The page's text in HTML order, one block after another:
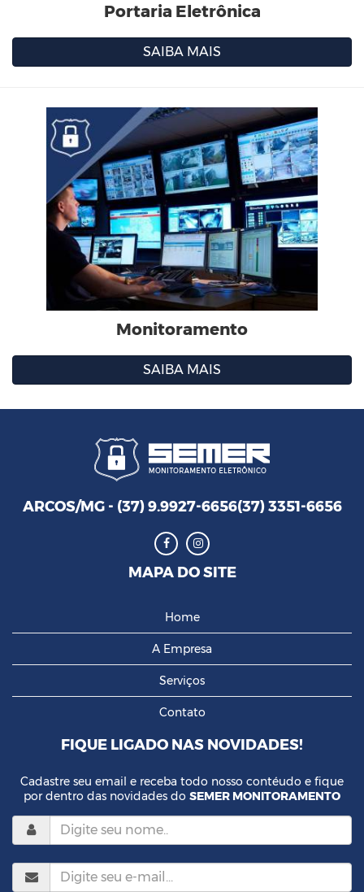
Portaria Eletrônica
SAIBA MAIS
Monitoramento
SAIBA MAIS
ARCOS/MG - (37) 9.9927-6656(37) 3351-6656
MAPA DO SITE
Home
A Empresa
Serviços
Contato
FIQUE LIGADO NAS NOVIDADES!
Cadastre seu email e receba todo nosso contéudo e fique
por dentro das novidades do SEMER MONITORAMENTO